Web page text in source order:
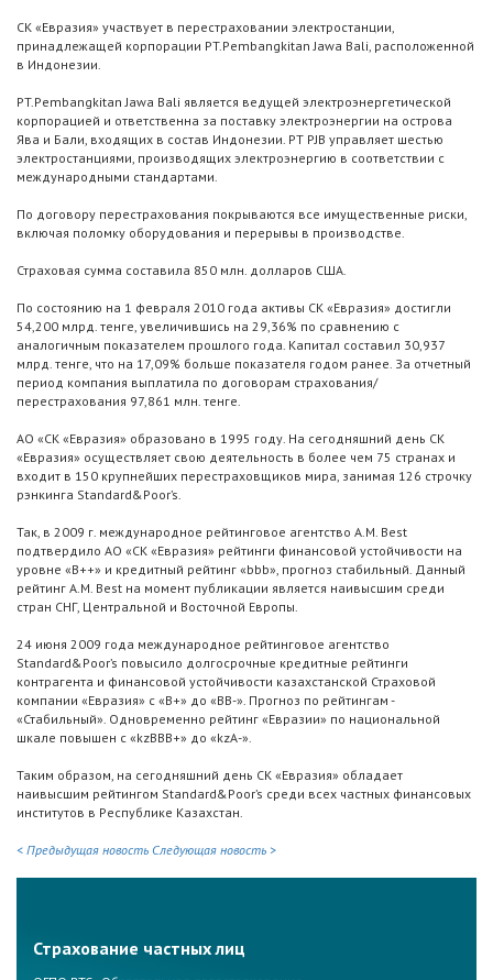
СК «Евразия» участвует в перестраховании электростанции,
принадлежащей корпорации PT.Pembangkitan Jawa Bali, расположенной
в Индонезии.
PT.Pembangkitan Jawa Bali является ведущей электроэнергетической
корпорацией и ответственна за поставку электроэнергии на острова
Ява и Бали, входящих в состав Индонезии. PT PJB управляет шестью
электростанциями, производящих электроэнергию в соответствии с
международными стандартами.
По договору перестрахования покрываются все имущественные риски,
включая поломку оборудования и перерывы в производстве.
Страховая сумма составила 850 млн. долларов США.
По состоянию на 1 февраля 2010 года активы СК «Евразия» достигли
54,200 млрд. тенге, увеличившись на 29,36% по сравнению с
аналогичным показателем прошлого года. Капитал составил 30,937
млрд. тенге, что на 17,09% больше показателя годом ранее. За отчетный
период компания выплатила по договорам страхования/
перестрахования 97,861 млн. тенге.
АО «СК «Евразия» образовано в 1995 году. На сегодняшний день СК
«Евразия» осуществляет свою деятельность в более чем 75 странах и
входит в 150 крупнейших перестраховщиков мира, занимая 126 строчку
рэнкинга Standard&Poor’s.
Так, в 2009 г. международное рейтинговое агентство A.M. Best
подтвердило АО «СК «Евразия» рейтинги финансовой устойчивости на
уровне «B++» и кредитный рейтинг «bbb», прогноз стабильный. Данный
рейтинг A.M. Best на момент публикации является наивысшим среди
стран СНГ, Центральной и Восточной Европы.
24 июня 2009 года международное рейтинговое агентство
Standard&Poor’s повысило долгосрочные кредитные рейтинги
контрагента и финансовой устойчивости казахстанской Страховой
компании «Евразия» с «В+» до «BB-». Прогноз по рейтингам -
«Стабильный». Одновременно рейтинг «Евразии» по национальной
шкале повышен с «kzВВВ+» до «kzA-».
Таким образом, на сегодняшний день СК «Евразия» обладает
наивысшим рейтингом Standard&Poor’s среди всех частных финансовых
институтов в Республике Казахстан.
< Предыдущая новость Следующая новость >
Страхование частных лиц